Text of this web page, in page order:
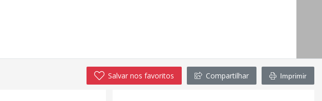
Salvar nos favoritos Compartilhar Imprimir